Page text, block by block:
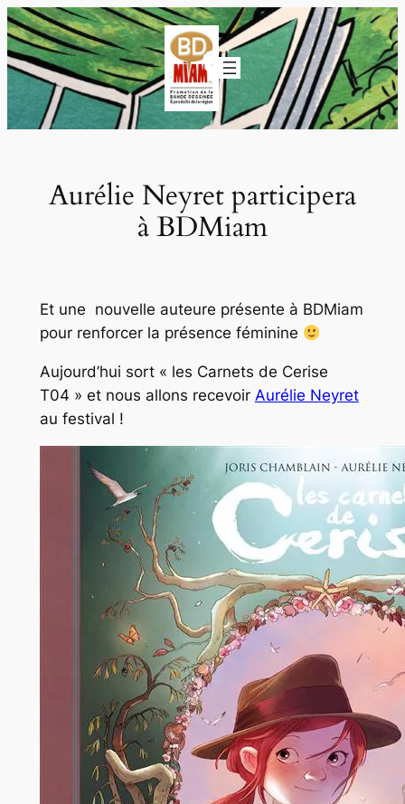
Aller
au
contenu
Aurélie Neyret participera
à BDMiam
Et une nouvelle auteure présente à BDMiam
pour renforcer la présence féminine
Aujourd’hui sort « les Carnets de Cerise
T04 » et nous allons recevoir Aurélie Neyret
au festival !